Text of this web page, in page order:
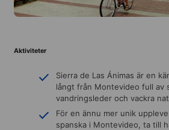
Aktiviteter
Sierra de Las Ánimas är en
långt från Montevideo full av
vandringsleder och vackra
För en ännu mer unik
spanska i Montevideo, ta till